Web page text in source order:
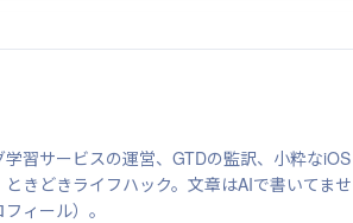
学習サービスの運営、GTDの監訳、小粋なiOS
きどきライフハック。文章はAIで書いてませ
フィール）。